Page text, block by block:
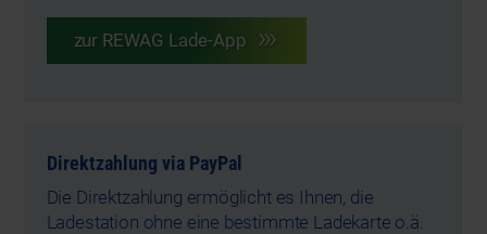
zur REWAG Lade-App
Direktzahlung via PayPal
Die Direktzahlung ermöglicht es Ihnen, die
Ladestation ohne eine bestimmte Ladekarte o.ä.